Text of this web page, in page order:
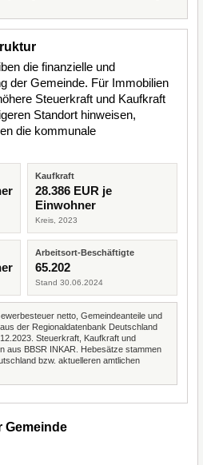
die finanzielle und
der Gemeinde. Für Immobilien
Steuerkraft und Kaufkraft
Standort hinweisen,
die kommunale
Kaufkraft
28.386 EUR je
Einwohner
Kreis, 2023
Arbeitsort-Beschäftigte
65.202
Stand 30.06.2024
netto, Gemeindeanteile und
der Regionaldatenbank Deutschland
Steuerkraft, Kaufkraft und
aus BBSR INKAR. Hebesätze stammen
bzw. aktuelleren amtlichen
Gemeinde